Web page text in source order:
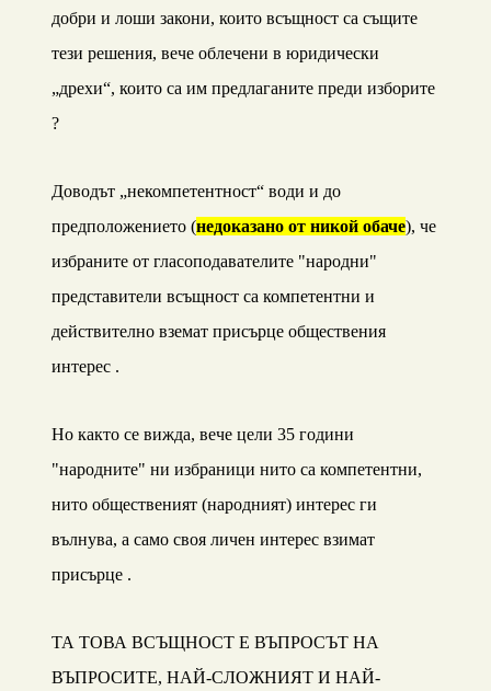
добри и лоши закони, които всъщност са същите
тези решения, вече облечени в юридически
„дрехи“, които са им предлаганите преди изборите
?
Доводът „некомпетентност“ води и до
предположението (недоказано от никой обаче), че
избраните от гласоподавателите "народни"
представители всъщност са компетентни и
действително вземат присърце обществения
интерес .
Но както се вижда, вече цели 35 години
"народните" ни избраници нито са компетентни,
нито общественият (народният) интерес ги
вълнува, а само своя личен интерес взимат
присърце .
ТА ТОВА ВСЪЩНОСТ Е ВЪПРОСЪТ НА
ВЪПРОСИТЕ, НАЙ-СЛОЖНИЯТ И НАЙ-